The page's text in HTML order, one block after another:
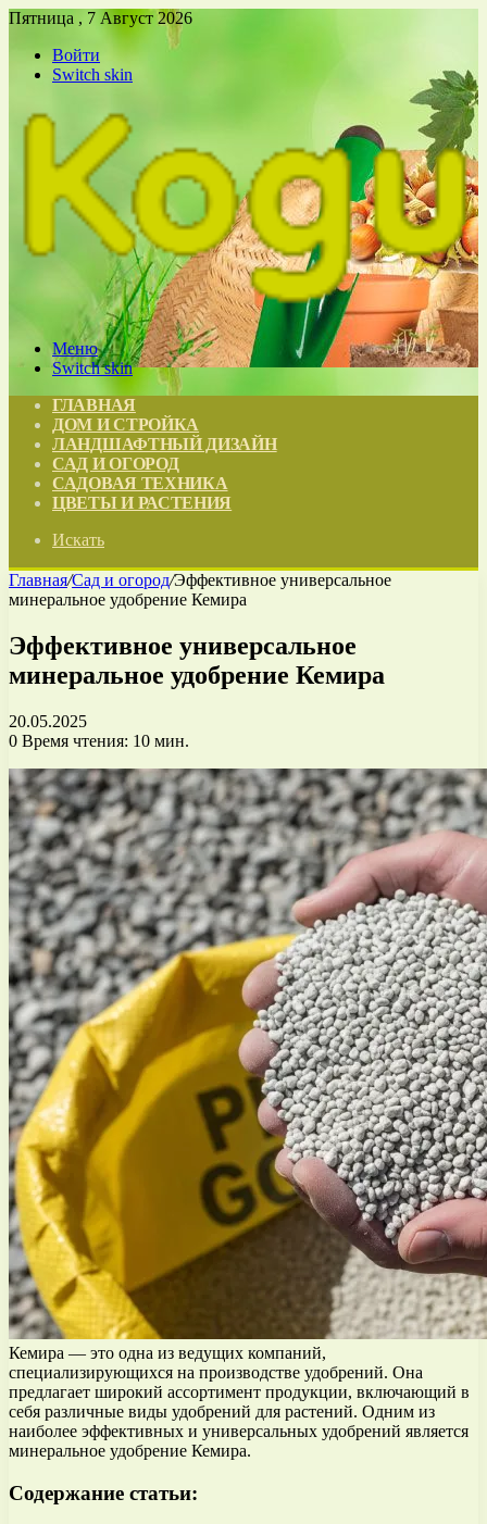
Пятница , 7 Август 2026
Войти
Switch skin
Меню
Switch skin
ГЛАВНАЯ
ДОМ И СТРОЙКА
ЛАНДШАФТНЫЙ ДИЗАЙН
САД И ОГОРОД
САДОВАЯ ТЕХНИКА
ЦВЕТЫ И РАСТЕНИЯ
Искать
Главная/Сад и огород/Эффективное универсальное
минеральное удобрение Кемира
Эффективное универсальное
минеральное удобрение Кемира
20.05.2025
0 Время чтения: 10 мин.
Кемира — это одна из ведущих компаний,
специализирующихся на производстве удобрений. Она
предлагает широкий ассортимент продукции, включающий в
себя различные виды удобрений для растений. Одним из
наиболее эффективных и универсальных удобрений является
минеральное удобрение Кемира.
Содержание статьи: